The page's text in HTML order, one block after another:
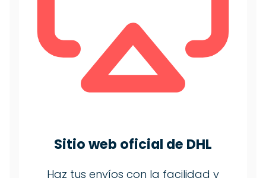
Sitio web oficial de DHL
Haz tus envíos con la facilidad y